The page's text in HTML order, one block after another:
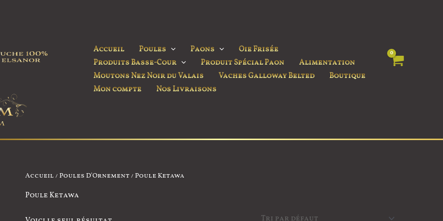
Accueil
Poules Paons
Oie Frisée
Produits Basse-Cour
Produit Spécial Paon
Alimentation
Moutons Nez Noir du Valais
Vaches Galloway Belted
Boutique
Mon compte
Nos Livraisons
Accueil / Poules D'Ornement/ Poule Ketawa
Poule Ketawa